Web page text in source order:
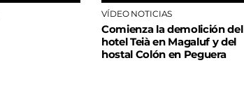
VÍDEO NOTICIAS
Comienza la demolición del
hotel Teià en Magaluf y del
hostal Colón en Peguera